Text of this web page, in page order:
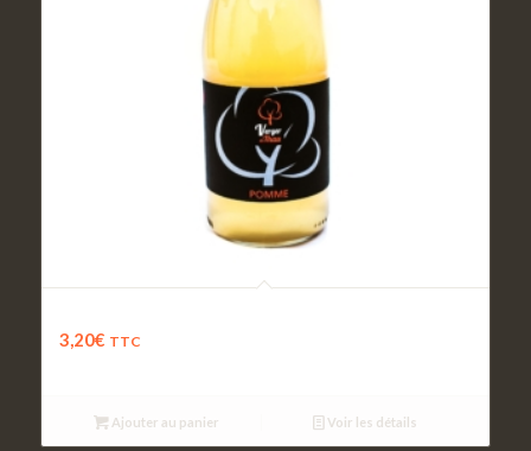
3,20€ TTC
Ajouter au panier Voir les détails